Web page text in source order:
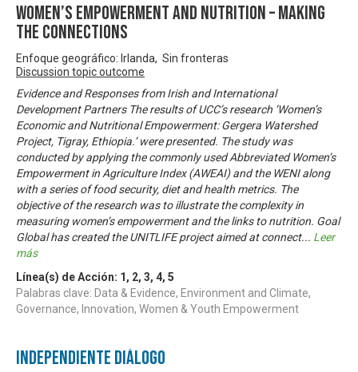
Women’s empowerment and nutrition – making
the connections
Enfoque geográfico: Irlanda, Sin fronteras
Discussion topic outcome
Evidence and Responses from Irish and International
Development Partners The results of UCC’s research ‘Women’s
Economic and Nutritional Empowerment: Gergera Watershed
Project, Tigray, Ethiopia.’ were presented. The study was
conducted by applying the commonly used Abbreviated Women’s
Empowerment in Agriculture Index (AWEAI) and the WENI along
with a series of food security, diet and health metrics. The
objective of the research was to illustrate the complexity in
measuring women’s empowerment and the links to nutrition. Goal
Global has created the UNITLIFE project aimed at connect... Leer
más
Línea(s) de Acción: 1 , 2, 3, 4, 5
Palabras clave: Data & Evidence, Environment and Climate,
Governance, Innovation, Women & Youth Empowerment
Independiente Diálogo